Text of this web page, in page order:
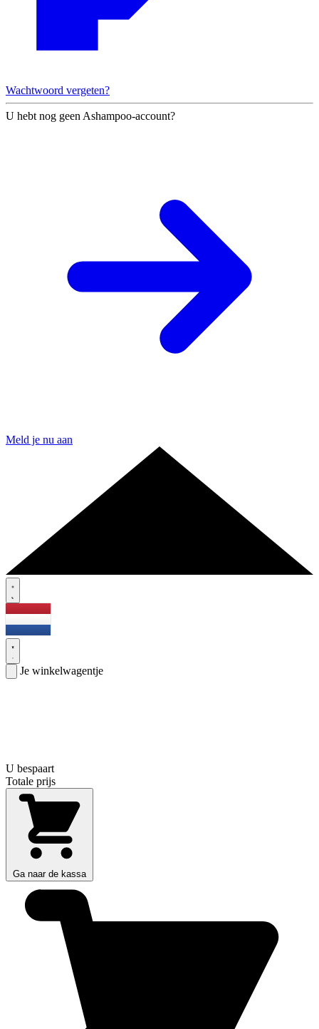
Wachtwoord vergeten?
U hebt nog geen Ashampoo-account?
Meld je nu aan
Je winkelwagentje
U bespaart
Totale prijs
Ga naar de kassa